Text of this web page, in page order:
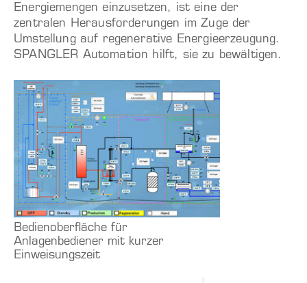
Energiemengen einzusetzen, ist eine der
zentralen Herausforderungen im Zuge der
Umstellung auf regenerative Energieerzeugung.
SPANGLER Automation hilft, sie zu bewältigen.
Bedienoberfläche für
Anlagenbediener mit kurzer
Einweisungszeit